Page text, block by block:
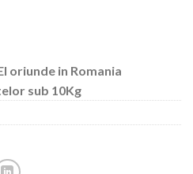
oriunde in Romania
sub 10Kg